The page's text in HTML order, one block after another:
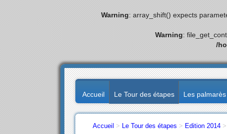
Warning: array_shift() expects
Warning:
/
Accueil Le Tour des étapes Les palmarès
Accueil > Le Tour des étapes > Edition 2014 >